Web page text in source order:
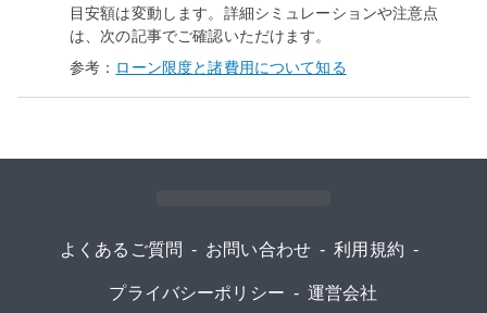
目安額は変動します。詳細シミュレーションや注意点
は、次の記事でご確認いただけます。
参考： ローン限度と諸費用について知る
よくあるご質問 - お問い合わせ - 利用規約 -
プライバシーポリシー - 運営会社